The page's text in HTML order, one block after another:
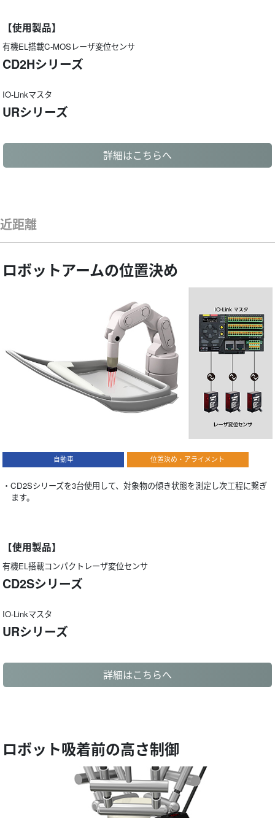
【使用製品】
有機EL搭載C-MOSレーザ変位センサ
CD2Hシリーズ
IO-Linkマスタ
URシリーズ
詳細はこちらへ
近距離
ロボットアームの位置決め
自動車 位置決め・アライメント
・CD2Sシリーズを3台使用して、対象物の傾き状態を測定し次工程に繋ぎ
ます。
【使用製品】
有機EL搭載コンパクトレーザ変位センサ
CD2Sシリーズ
IO-Linkマスタ
URシリーズ
詳細はこちらへ
ロボット吸着前の高さ制御